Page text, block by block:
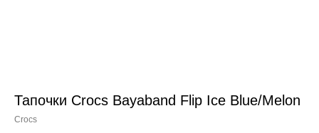
Тапочки Crocs Bayaband Flip Ice Blue/Melon
Crocs